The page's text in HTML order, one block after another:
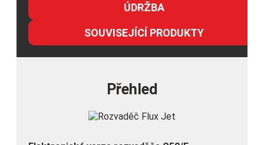
ÚDRŽBA
SOUVISEJÍCÍ PRODUKTY
Přehled